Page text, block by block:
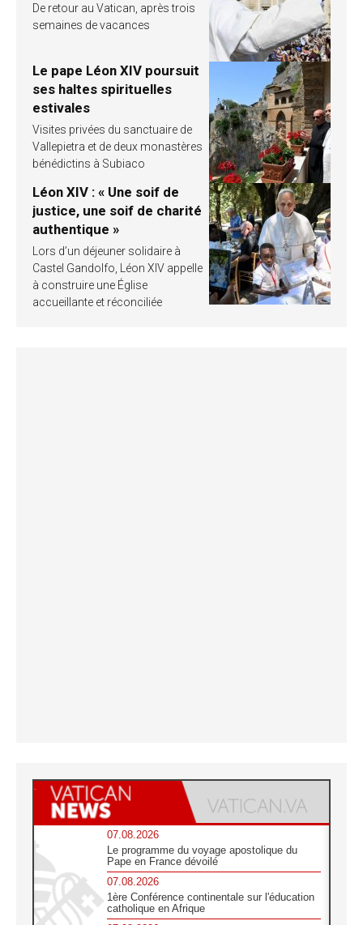
De retour au Vatican, après trois
semaines de vacances
Le pape Léon XIV poursuit
ses haltes spirituelles
estivales
Visites privées du sanctuaire de
Vallepietra et de deux monastères
bénédictins à Subiaco
Léon XIV : « Une soif de
justice, une soif de charité
authentique »
Lors d’un déjeuner solidaire à
Castel Gandolfo, Léon XIV appelle
à construire une Église
accueillante et réconciliée
07.08.2026
Le programme du voyage apostolique du
Pape en France dévoilé
07.08.2026
1ère Conférence continentale sur l'éducation
catholique en Afrique